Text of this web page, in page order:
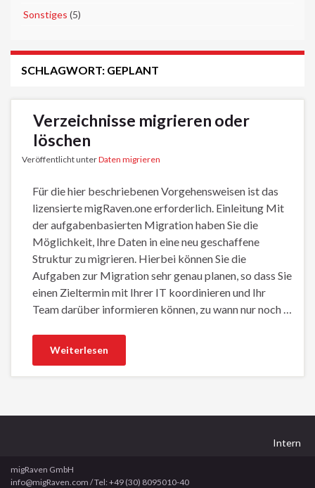
Sonstiges (5)
SCHLAGWORT: GEPLANT
Verzeichnisse migrieren oder
löschen
Veröffentlicht unterDaten migrieren
Für die hier beschriebenen Vorgehensweisen ist das
lizensierte migRaven.one erforderlich. Einleitung Mit
der aufgabenbasierten Migration haben Sie die
Möglichkeit, Ihre Daten in eine neu geschaffene
Struktur zu migrieren. Hierbei können Sie die
Aufgaben zur Migration sehr genau planen, so dass Sie
einen Zieltermin mit Ihrer IT koordinieren und Ihr
Team darüber informieren können, zu wann nur noch …
Weiterlesen
Intern
migRaven GmbH
info@migRaven.com / Tel: +49 (30) 8095010-40